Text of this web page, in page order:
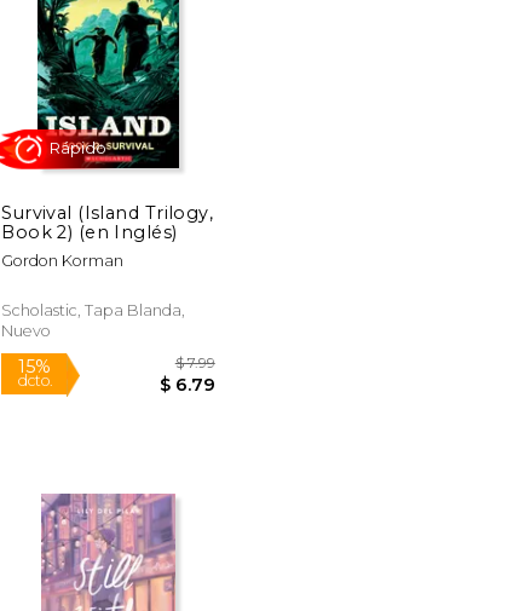
$ 7.99
$ 6.79
Survival (Island Trilogy,
Book 2) (en Inglés)
Gordon Korman
Scholastic, Tapa Blanda,
Nuevo
15%
dcto.